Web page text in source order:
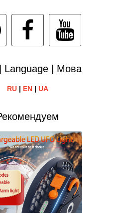
Language | Мова
RU| EN| UA